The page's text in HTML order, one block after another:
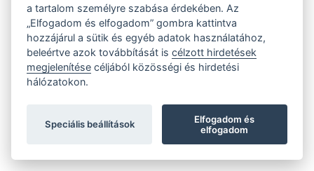
a tartalom személyre szabása érdekében. Az
„Elfogadom és elfogadom” gombra kattintva
hozzájárul a sütik és egyéb adatok használatához,
beleértve azok továbbítását iscélzott hirdetések
megjelenítése céljából közösségi és hirdetési
hálózatokon.
Elfogadom és
elfogadom
Speciális beállítások